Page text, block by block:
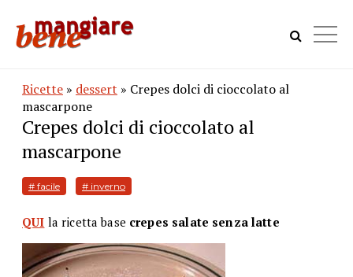
Ricette » dessert » Crepes dolci di cioccolato al
mascarpone
Crepes dolci di cioccolato al
mascarpone
# facile # inverno
QUI la ricetta base crepes salate senza latte